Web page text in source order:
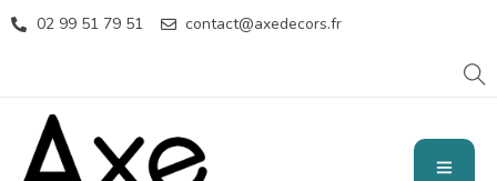
02 99 51 79 51 contact@axedecors.fr